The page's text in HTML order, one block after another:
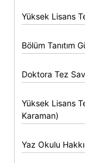
Yüksek Lisans
Bölüm Tanıtım
Doktora Tez
Yüksek Lisans
Karaman)
Yaz Okulu